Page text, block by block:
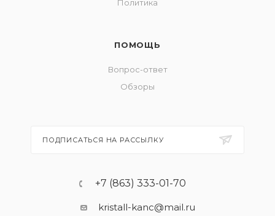
Политика
ПОМОЩЬ
Вопрос-ответ
Обзоры
ПОДПИСАТЬСЯ НА РАССЫЛКУ
+7 (863) 333-01-70
kristall-kanc@mail.ru